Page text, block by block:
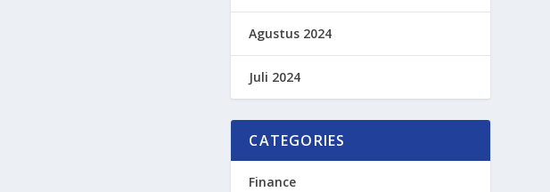
Agustus 2024
Juli 2024
CATEGORIES
Finance